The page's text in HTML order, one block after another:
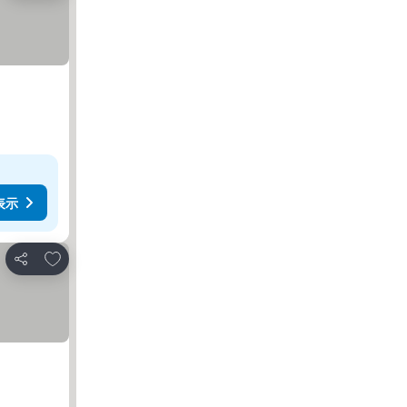
示
シェア
お気に入りに追加